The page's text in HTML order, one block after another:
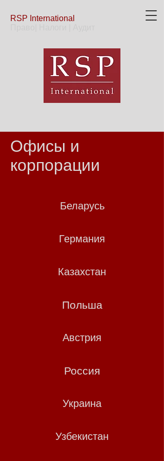
RSP International
Офисы и
корпорации
Беларусь
Германия
Казахстан
Польша
Австрия
Россия
Украина
Узбекистан